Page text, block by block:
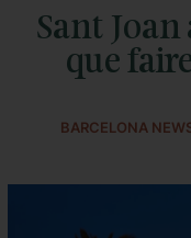
Sant Joan
que
BARCELONA